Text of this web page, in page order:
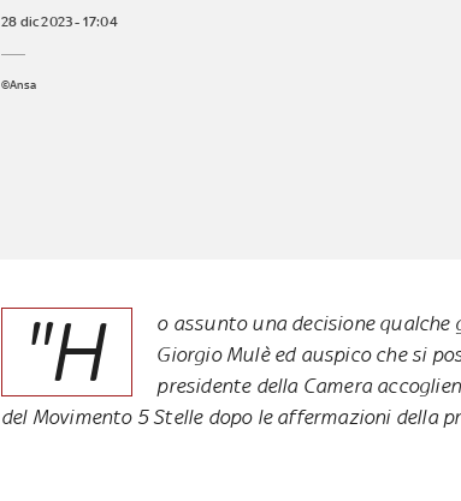
28 dic 2023 - 17:04
©Ansa
"H
o assunto una decisione qualche
Giorgio Mulè ed auspico che si
presidente della Camera
del Movimento 5 Stelle dopo le affermazioni della